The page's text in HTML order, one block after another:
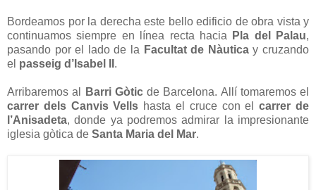
Bordeamos por la derecha este bello edificio de obra vista y
continuamos siempre en línea recta hacia
Pla del Palau,
pasando por el lado de la Facultat de Nàuticay cruzando
el passeig d’Isabel II .
Arribaremos al Barri Gòticde Barcelona. Allí tomaremos el
carrer dels Canvis Vells hasta el cruce con elcarrer de
l’Anisadeta, donde ya podremos admirar la impresionante
iglesia gòtica de Santa Maria del Mar.